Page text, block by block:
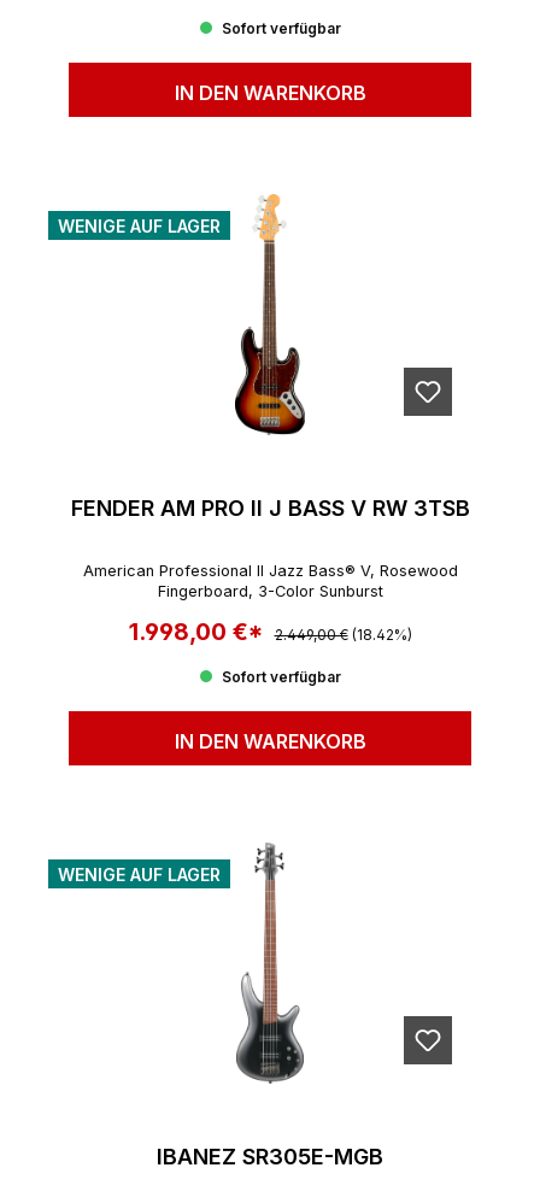
Sofort verfügbar
IN DEN WARENKORB
WENIGE AUF LAGER
FENDER AM PRO II J BASS V RW 3TSB
American Professional II Jazz Bass® V, Rosewood
Fingerboard, 3-Color Sunburst
Verkaufspreis:
1.998,00 €* Regulärer Preis:
2.449,00 € (18.42%)
Sofort verfügbar
IN DEN WARENKORB
WENIGE AUF LAGER
IBANEZ SR305E-MGB